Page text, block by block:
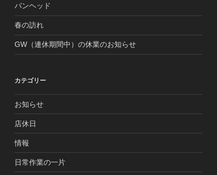
パンヘッド
春の訪れ
GW（連休期間中）の休業のお知らせ
カテゴリー
お知らせ
店休日
情報
日常作業の一片